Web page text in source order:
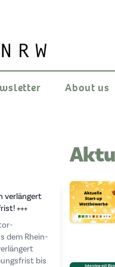
About us
verlängert
+++
dem Rhein-
bis